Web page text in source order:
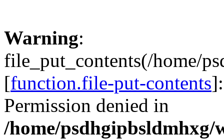
Warning:
file_put_contents(/home/
[function.file-put-contents
Permission denied in
/home/psdhgipbsldmhxg/